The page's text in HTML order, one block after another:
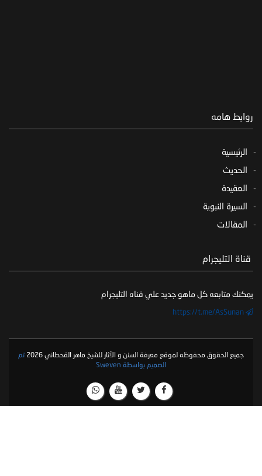
روابط هامه
الرئيسية
الحديث
العقيدة
السيرة النبوية
المقالات
‏ قناة التليجرام
يمكنك متابعه كل ماهو جديد علي قناه التليجرام
جميع الحقوق محفوظه لموقع معرفة السنن و الآثار للشيخ ماهر القحطاني 2026
تم
الصميم بواسطة Sweven